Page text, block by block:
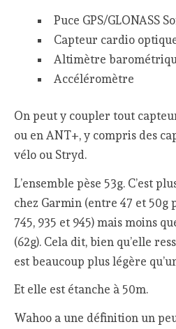
Puce GPS/GLONASS
Capteur cardio
Altimètre
Accéléromètre
On peut y coupler tout
ou en ANT+, y compris des
vélo ou Stryd.
L’ensemble pèse 53g. C’est
chez Garmin (entre 47 et 50g
745, 935 et 945) mais moins
(62g). Cela dit, bien qu’elle
est beaucoup plus légère
Et elle est étanche à 50m.
Wahoo a une définition un